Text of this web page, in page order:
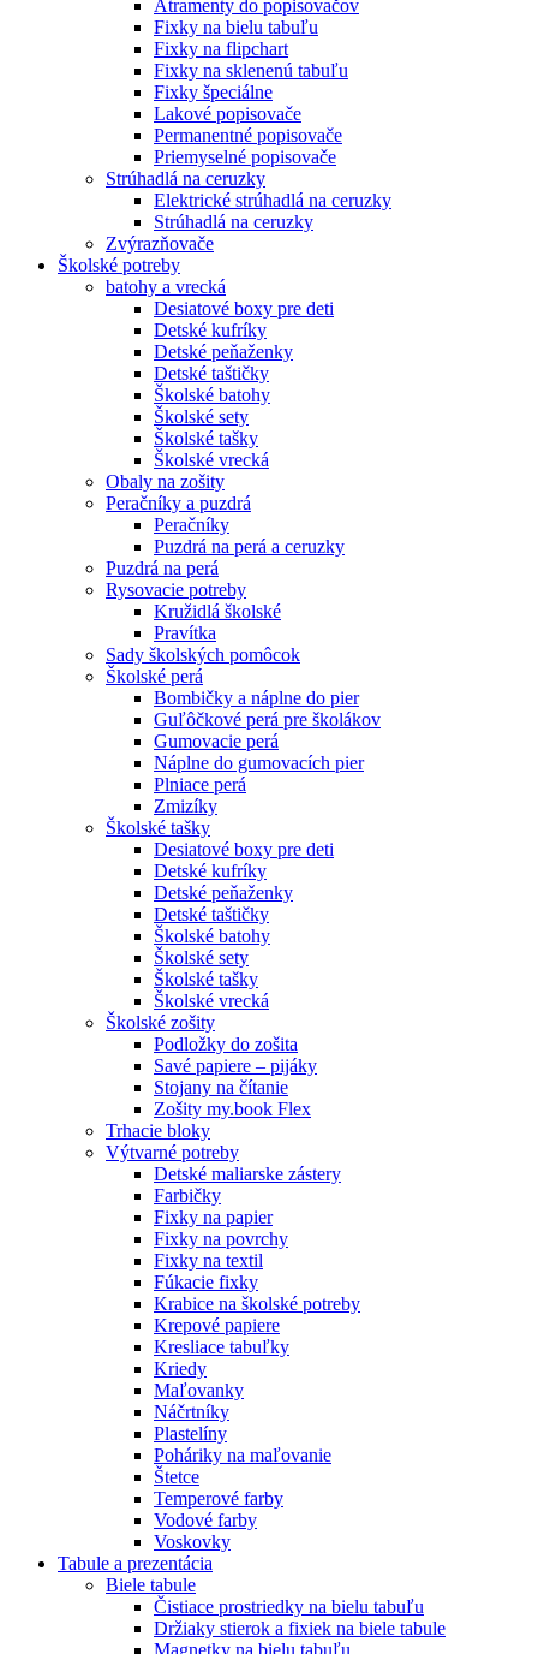
Atramenty do popisovačov
Fixky na bielu tabuľu
Fixky na flipchart
Fixky na sklenenú tabuľu
Fixky špeciálne
Lakové popisovače
Permanentné popisovače
Priemyselné popisovače
Strúhadlá na ceruzky
Elektrické strúhadlá na ceruzky
Strúhadlá na ceruzky
Zvýrazňovače
Školské potreby
batohy a vrecká
Desiatové boxy pre deti
Detské kufríky
Detské peňaženky
Detské taštičky
Školské batohy
Školské sety
Školské tašky
Školské vrecká
Obaly na zošity
Peračníky a puzdrá
Peračníky
Puzdrá na perá a ceruzky
Puzdrá na perá
Rysovacie potreby
Kružidlá školské
Pravítka
Sady školských pomôcok
Školské perá
Bombičky a náplne do pier
Guľôčkové perá pre školákov
Gumovacie perá
Náplne do gumovacích pier
Plniace perá
Zmizíky
Školské tašky
Desiatové boxy pre deti
Detské kufríky
Detské peňaženky
Detské taštičky
Školské batohy
Školské sety
Školské tašky
Školské vrecká
Školské zošity
Podložky do zošita
Savé papiere – pijáky
Stojany na čítanie
Zošity my.book Flex
Trhacie bloky
Výtvarné potreby
Detské maliarske zástery
Farbičky
Fixky na papier
Fixky na povrchy
Fixky na textil
Fúkacie fixky
Krabice na školské potreby
Krepové papiere
Kresliace tabuľky
Kriedy
Maľovanky
Náčrtníky
Plastelíny
Poháriky na maľovanie
Štetce
Temperové farby
Vodové farby
Voskovky
Tabule a prezentácia
Biele tabule
Čistiace prostriedky na bielu tabuľu
Držiaky stierok a fixiek na biele tabule
Magnetky na bielu tabuľu